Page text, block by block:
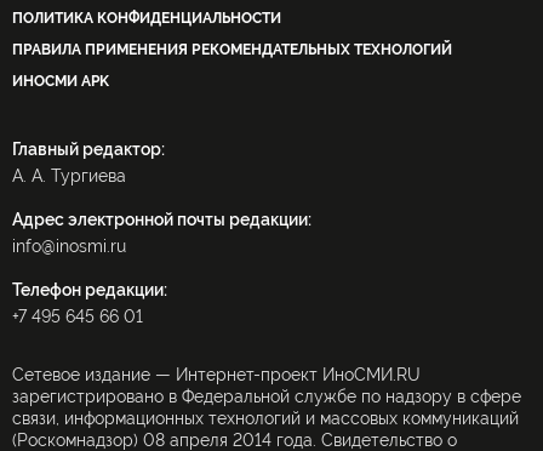
ПОЛИТИКА КОНФИДЕНЦИАЛЬНОСТИ
ПРАВИЛА ПРИМЕНЕНИЯ РЕКОМЕНДАТЕЛЬНЫХ ТЕХНОЛОГИЙ
ИНОСМИ APK
Главный редактор:
А. А. Тургиева
Адрес электронной почты редакции:
info@inosmi.ru
Телефон редакции:
+7 495 645 66 01
Сетевое издание — Интернет-проект ИноСМИ.RU
зарегистрировано в Федеральной службе по надзору в сфере
связи, информационных технологий и массовых коммуникаций
(Роскомнадзор) 08 апреля 2014 года. Свидетельство о